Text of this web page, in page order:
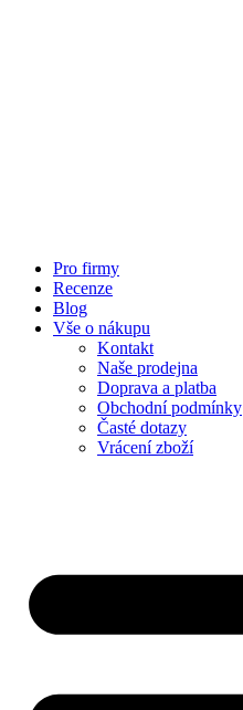
Pro firmy
Recenze
Blog
Vše o nákupu
Kontakt
Naše prodejna
Doprava a platba
Obchodní podmínky
Časté dotazy
Vrácení zboží